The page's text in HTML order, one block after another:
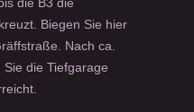
Biegen Sie hier
Nach ca.
Sie die Tiefgarage